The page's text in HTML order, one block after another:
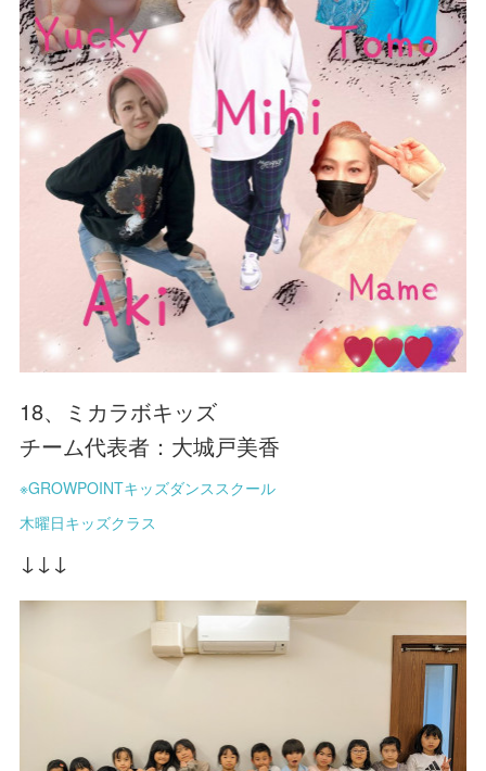
18、ミカラボキッズ
チーム代表者：大城戸美香
※GROWPOINTキッズダンススクール
木曜日キッズクラス
↓↓↓